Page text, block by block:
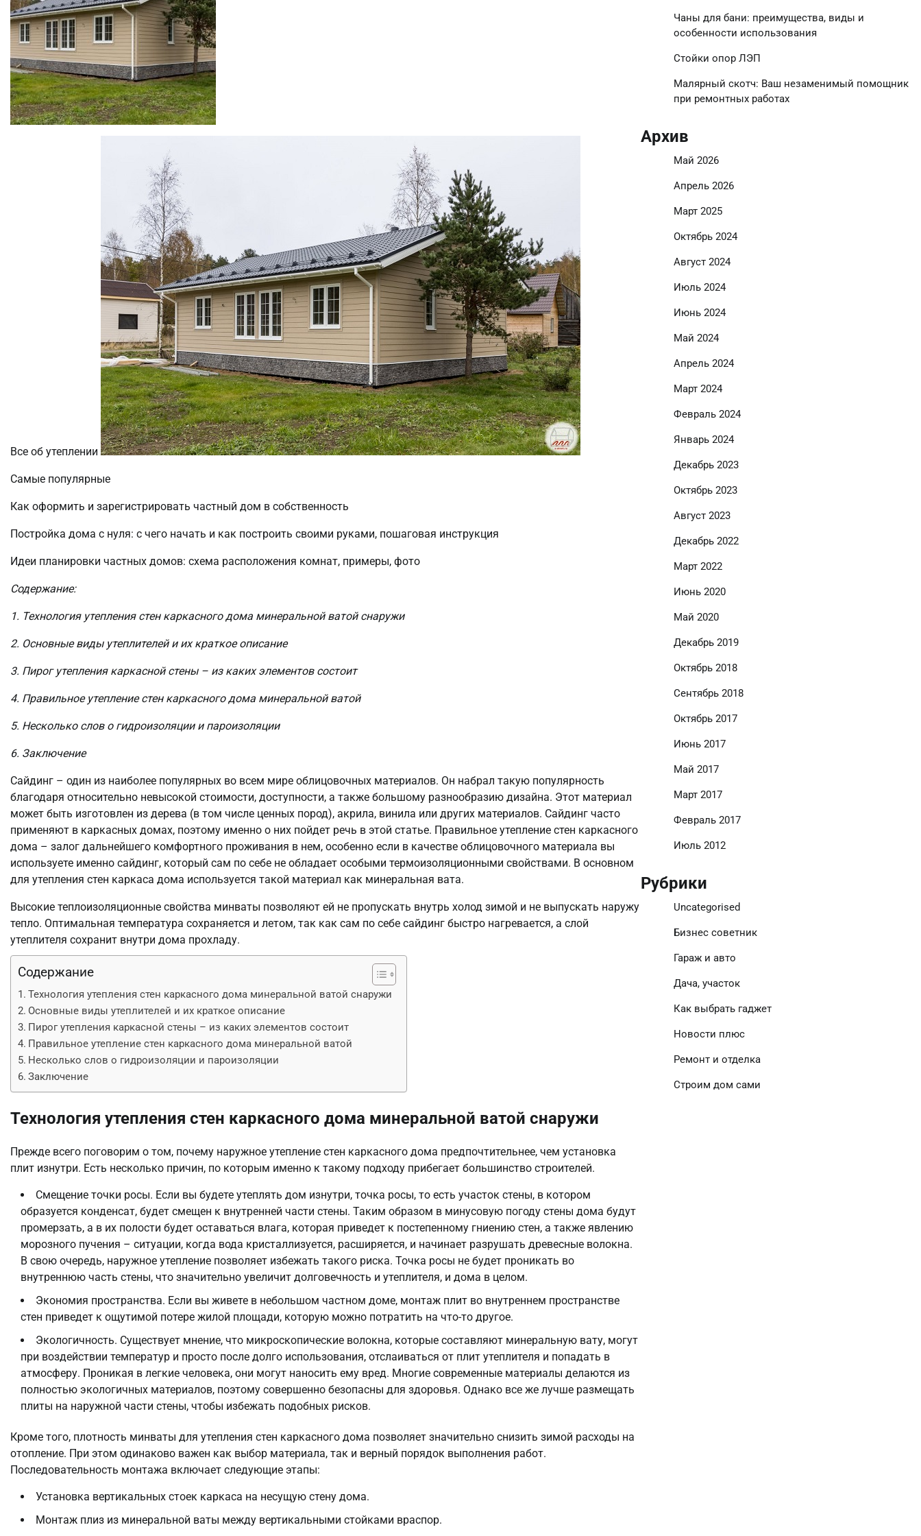
Все об утеплении
Самые популярные
Как оформить и зарегистрировать частный дом в собственность
Постройка дома с нуля: с чего начать и как построить своими руками, пошаговая инструкция
Идеи планировки частных домов: схема расположения комнат, примеры, фото
Содержание:
1. Технология утепления стен каркасного дома минеральной ватой снаружи
2. Основные виды утеплителей и их краткое описание
3. Пирог утепления каркасной стены – из каких элементов состоит
4. Правильное утепление стен каркасного дома минеральной ватой
5. Несколько слов о гидроизоляции и пароизоляции
6. Заключение
Сайдинг – один из наиболее популярных во всем мире облицовочных материалов. Он набрал такую популярность
благодаря относительно невысокой стоимости, доступности, а также большому разнообразию дизайна. Этот материал
может быть изготовлен из дерева (в том числе ценных пород), акрила, винила или других материалов. Сайдинг часто
применяют в каркасных домах, поэтому именно о них пойдет речь в этой статье. Правильное утепление стен каркасного
дома – залог дальнейшего комфортного проживания в нем, особенно если в качестве облицовочного материала вы
используете именно сайдинг, который сам по себе не обладает особыми термоизоляционными свойствами. В основном
для утепления стен каркаса дома используется такой материал как минеральная вата.
Высокие теплоизоляционные свойства минваты позволяют ей не пропускать внутрь холод зимой и не выпускать наружу
тепло. Оптимальная температура сохраняется и летом, так как сам по себе сайдинг быстро нагревается, а слой
утеплителя сохранит внутри дома прохладу.
Содержание
Технология утепления стен каркасного дома минеральной ватой снаружи
Основные виды утеплителей и их краткое описание
Пирог утепления каркасной стены – из каких элементов состоит
Правильное утепление стен каркасного дома минеральной ватой
Несколько слов о гидроизоляции и пароизоляции
Заключение
Технология утепления стен каркасного дома минеральной ватой снаружи
Прежде всего поговорим о том, почему наружное утепление стен каркасного дома предпочтительнее, чем установка
плит изнутри. Есть несколько причин, по которым именно к такому подходу прибегает большинство строителей.
Смещение точки росы. Если вы будете утеплять дом изнутри, точка росы, то есть участок стены, в котором
образуется конденсат, будет смещен к внутренней части стены. Таким образом в минусовую погоду стены дома будут
промерзать, а в их полости будет оставаться влага, которая приведет к постепенному гниению стен, а также явлению
морозного пучения – ситуации, когда вода кристаллизуется, расширяется, и начинает разрушать древесные волокна.
В свою очередь, наружное утепление позволяет избежать такого риска. Точка росы не будет проникать во
внутреннюю часть стены, что значительно увеличит долговечность и утеплителя, и дома в целом.
Экономия пространства. Если вы живете в небольшом частном доме, монтаж плит во внутреннем пространстве
стен приведет к ощутимой потере жилой площади, которую можно потратить на что-то другое.
Экологичность. Существует мнение, что микроскопические волокна, которые составляют минеральную вату, могут
при воздействии температур и просто после долго использования, отслаиваться от плит утеплителя и попадать в
атмосферу. Проникая в легкие человека, они могут наносить ему вред. Многие современные материалы делаются из
полностью экологичных материалов, поэтому совершенно безопасны для здоровья. Однако все же лучше размещать
плиты на наружной части стены, чтобы избежать подобных рисков.
Кроме того, плотность минваты для утепления стен каркасного дома позволяет значительно снизить зимой расходы на
отопление. При этом одинаково важен как выбор материала, так и верный порядок выполнения работ.
Последовательность монтажа включает следующие этапы:
Установка вертикальных стоек каркаса на несущую стену дома.
Монтаж плиз из минеральной ваты между вертикальными стойками враспор.
Чаны для бани: преимущества, виды и
особенности использования
Стойки опор ЛЭП
Малярный скотч: Ваш незаменимый помощник
при ремонтных работах
Архив
Май 2026
Апрель 2026
Март 2025
Октябрь 2024
Август 2024
Июль 2024
Июнь 2024
Май 2024
Апрель 2024
Март 2024
Февраль 2024
Январь 2024
Декабрь 2023
Октябрь 2023
Август 2023
Декабрь 2022
Март 2022
Июнь 2020
Май 2020
Декабрь 2019
Октябрь 2018
Сентябрь 2018
Октябрь 2017
Июнь 2017
Май 2017
Март 2017
Февраль 2017
Июль 2012
Рубрики
Uncategorised
Бизнес советник
Гараж и авто
Дача, участок
Как выбрать гаджет
Новости плюс
Ремонт и отделка
Строим дом сами